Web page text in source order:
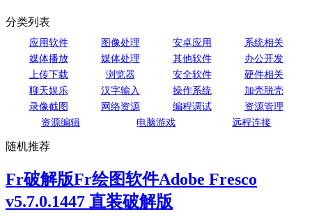
分类列表
应用软件 图像处理 安卓应用
系统相关
媒体播放
媒体处理 其他软件
办公开发
上传下载
浏览器 安全软件
硬件相关
聊天娱乐
汉字输入 操作系统
加壳脱壳
录像截图
网络资源 编程调试
资源管理
资源编辑
电脑游戏 远程连接
随机推荐
Fr破解版Fr绘图软件Adobe Fresco
v5.7.0.1447 直装破解版